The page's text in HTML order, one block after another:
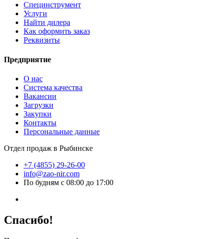
Специнструмент
Услуги
Найти дилера
Как оформить заказ
Реквизиты
Предприятие
О нас
Система качества
Вакансии
Загрузки
Закупки
Контакты
Персональные данные
Отдел продаж в Рыбинске
+7 (4855) 29-26-00
info@zao-nir.com
По будням с 08:00 до 17:00
Спасибо!